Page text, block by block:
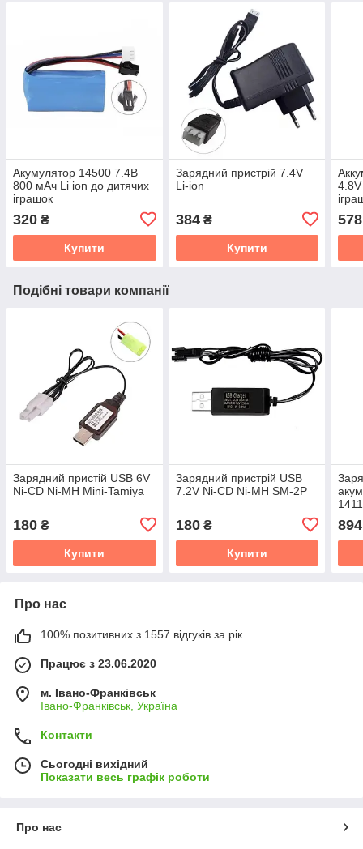
Акумулятор 14500 7.4В
800 мАч Li ion до дитячих
іграшок
320 ₴
Купити
Зарядний пристрій 7.4V
Li-ion
384₴
Купити
578
Подібні товари компанії
Зарядний пристій USB 6V
Ni-CD Ni-MH Mini-Tamiya
180 ₴
Купити
Зарядний пристрій USB
7.2V Ni-CD Ni-MH SM-2P
180₴
Купити
894
Про нас
100% позитивних з 1557 відгуків за рік
Працює з 23.06.2020
м. Івано-Франківськ
Івано-Франківськ, Україна
Контакти
Сьогодні вихідний
Показати весь графік роботи
Про нас